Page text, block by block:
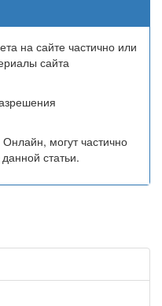
на сайте частично или
сайта
могут частично
статьи.